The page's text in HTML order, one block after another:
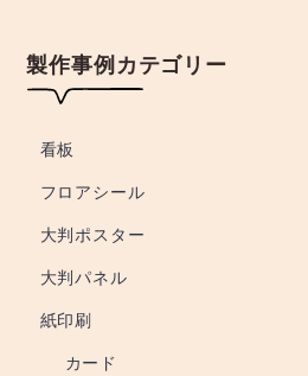
製作事例カテゴリー
看板
フロアシール
大判ポスター
大判パネル
紙印刷
カード